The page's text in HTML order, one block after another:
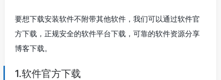
要想下载安装软件不附带其他软件，我们可以通过软件官
方下载，正规安全的软件平台下载，可靠的软件资源分享
博客下载。
1.软件官方下载